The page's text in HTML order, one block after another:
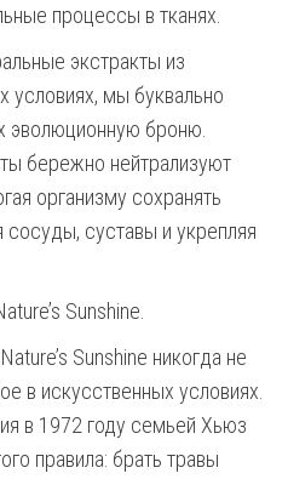
процессы в тканях.
экстракты из
условиях, мы буквально
эволюционную броню.
бережно нейтрализуют
организму сохранять
суставы и укрепляя
Sunshine.
Sunshine никогда не
в искусственных условиях.
в 1972 году семьей Хьюз
правила: брать травы